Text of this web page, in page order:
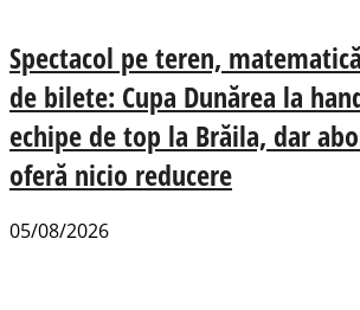
Spectacol pe teren,
de bilete: Cupa Dunărea la
echipe de top la Brăila, dar
oferă nicio reducere
05/08/2026